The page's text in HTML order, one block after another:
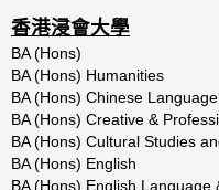
香港浸會大學
BA (Hons)
BA (Hons) Humanities
BA (Hons) Chinese
BA (Hons) Creative &
BA (Hons) Cultural Studies
BA (Hons) English
BA (Hons) English Language